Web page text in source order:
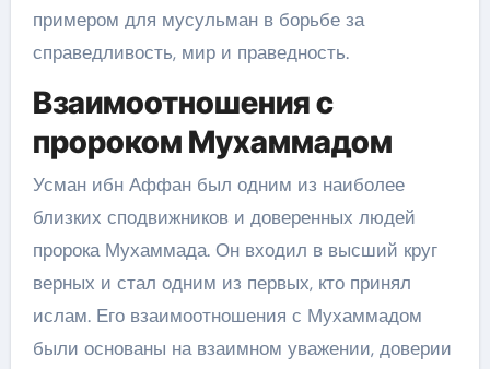
примером для мусульман в борьбе за
справедливость, мир и праведность.
Взаимоотношения с
пророком Мухаммадом
Усман ибн Аффан был одним из наиболее
близких сподвижников и доверенных людей
пророка Мухаммада. Он входил в высший круг
верных и стал одним из первых, кто принял
ислам. Его взаимоотношения с Мухаммадом
были основаны на взаимном уважении, доверии